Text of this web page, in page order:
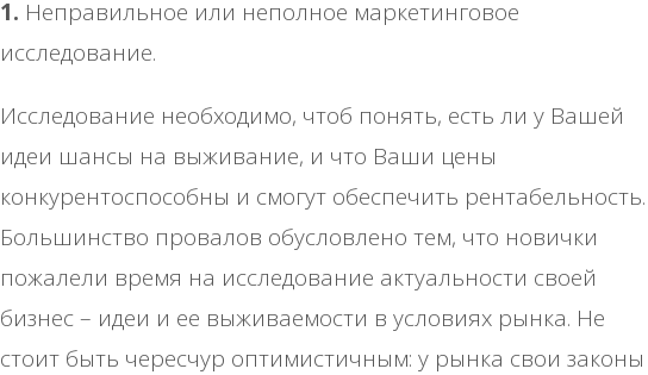
1. Неправильное или неполное маркетинговое
исследование.
Исследование необходимо, чтоб понять, есть ли у Вашей
идеи шансы на выживание, и что Ваши цены
конкурентоспособны и смогут обеспечить рентабельность.
Большинство провалов обусловлено тем, что новички
пожалели время на исследование актуальности своей
бизнес – идеи и ее выживаемости в условиях рынка. Не
стоит быть чересчур оптимистичным: у рынка свои законы